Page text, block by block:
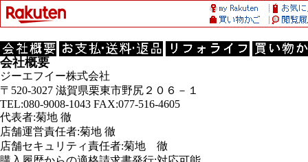
会社概要
ジーエフイー株式会社
〒520-3027 滋賀県栗東市野尻２０６－１
TEL:080-9008-1043 FAX:077-516-4605
代表者:菊地 徹
店舗運営責任者:菊地 徹
店舗セキュリティ責任者:菊地 徹